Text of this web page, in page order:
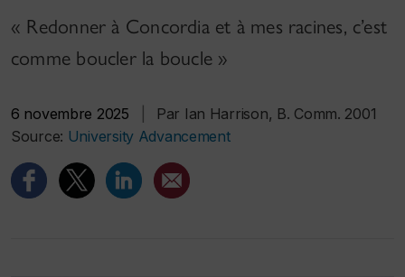
« Redonner à Concordia et à mes racines, c’est
comme boucler la boucle »
6 novembre 2025
Par Ian Harrison, B. Comm. 2001
Source: University Advancement